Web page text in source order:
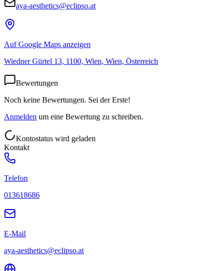
aya-aesthetics@eclipso.at
Auf Google Maps anzeigen
Wiedner Gürtel 13, 1100, Wien, Wien, Österreich
Bewertungen
Noch keine Bewertungen. Sei der Erste!
Anmelden um eine Bewertung zu schreiben.
Kontostatus wird geladen
Kontakt
Telefon
013618686
E-Mail
aya-aesthetics@eclipso.at